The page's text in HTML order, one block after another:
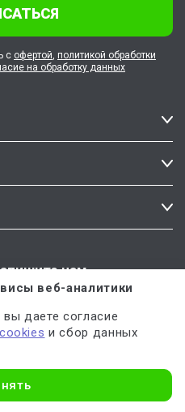
нам
предложения?
с офертой, политикой обработки
на обработку данных
веб-аналитики
даете согласие
и сбор данных